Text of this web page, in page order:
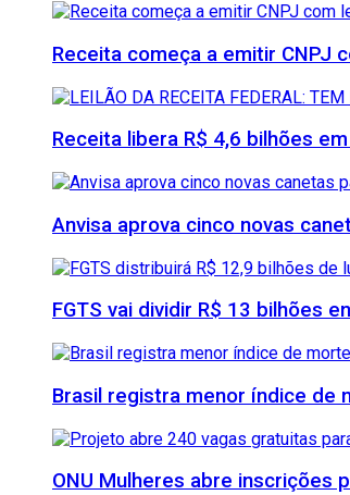
Receita começa a emitir CNPJ
Receita libera R$ 4,6 bilhões
Anvisa aprova cinco novas
FGTS vai dividir R$ 13 bilhões
Brasil registra menor índice de
ONU Mulheres abre inscrições